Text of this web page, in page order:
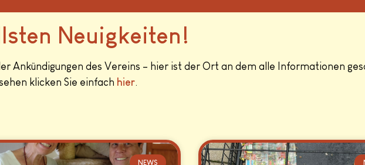
Neuigkeiten!
Ankündigungen des Vereins – hier ist der Ort an dem alle Informationen
klicken Sie einfach hier.
NEWS